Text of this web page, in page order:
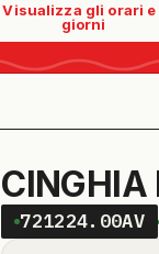
Visualizza gli orari e
giorni
CINGHIA
721224.00AV